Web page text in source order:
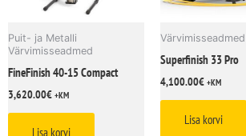
Puit- ja Metalli
Värvimisseadmed
FineFinish 40-15 Compact
3,620.00€ +KM
Lisa korvi
Värvimisseadmed
Superfinish 33 Pro
4,100.00€ +KM
Lisa korvi